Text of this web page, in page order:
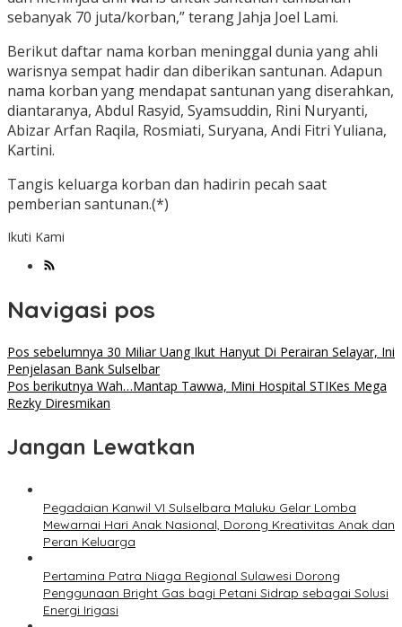
sebanyak 70 juta/korban,” terang Jahja Joel Lami.
Berikut daftar nama korban meninggal dunia yang ahli
warisnya sempat hadir dan diberikan santunan. Adapun
nama korban yang mendapat santunan yang diserahkan,
diantaranya, Abdul Rasyid, Syamsuddin, Rini Nuryanti,
Abizar Arfan Raqila, Rosmiati, Suryana, Andi Fitri Yuliana,
Kartini.
Tangis keluarga korban dan hadirin pecah saat
pemberian santunan.(*)
Ikuti Kami
Navigasi pos
Pos sebelumnya 30 Miliar Uang Ikut Hanyut Di Perairan Selayar, Ini
Penjelasan Bank Sulselbar
Pos berikutnya Wah…Mantap Tawwa, Mini Hospital STIKes Mega
Rezky Diresmikan
Jangan Lewatkan
Pegadaian Kanwil VI Sulselbara Maluku Gelar Lomba
Mewarnai Hari Anak Nasional, Dorong Kreativitas Anak dan
Peran Keluarga
Pertamina Patra Niaga Regional Sulawesi Dorong
Penggunaan Bright Gas bagi Petani Sidrap sebagai Solusi
Energi Irigasi